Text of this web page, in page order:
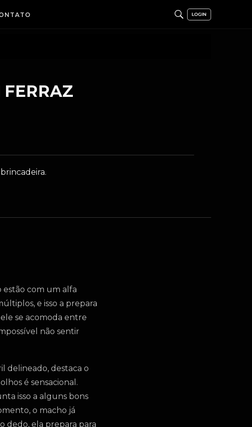
estão com um alfa
e isso a prepara
se acomoda entre
não sentir
delineado, destaca o
é sensacional.
isso a alguns bons
o macho já
dedo, ela prepara para